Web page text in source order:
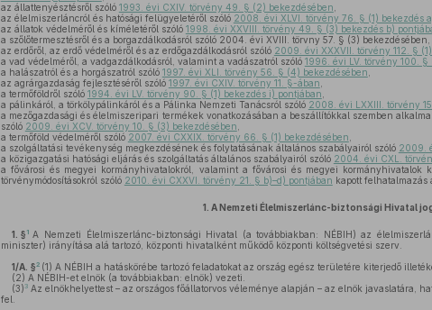
az állattenyésztésről szóló 1993. évi CXIV. törvény 49. § (2) bekezdésében
az élelmiszerláncról és hatósági felügyeletéről szóló 2008. évi XLVI. törvény 76. § (1) bekezdés
az állatok védelméről és kíméletéről szóló 1998. évi XXVIII. törvény 49. § (3) bekezdés b)
a szőlőtermesztésről és a borgazdálkodásról szóló 2004. évi XVIII. törvny 57. § (3) bekezdésében,
az erdőről, az erdő védelméről és az erdőgazdálkodásról szóló 2009. évi XXXVII. törvény 112. §
a vad védelméről, a vadgazdálkodásról, valamint a vadászatról szóló 1996. évi LV. törvény 100.
a halászatról és a horgászatról szóló 1997. évi XLI. törvény 56. § (4) bekezdésében
az agrárgazdaság fejlesztéséről szóló 1997. évi CXIV. törvény 11. §-ában
a termőföldről szóló 1994. évi LV. törvény 90. § (1) bekezdés i) pontjában
a pálinkáról, a törkölypálinkáról és a Pálinka Nemzeti Tanácsról szóló 2008. évi LXXIII. törvény
a mezőgazdasági és élelmiszeripari termékek vonatkozásában a beszállítókkal szemben
szóló 2009. évi XCV. törvény 10. § (3) bekezdésében
a termőföld védelméről szóló 2007. évi CXXIX. törvény 66. § (1) bekezdésében
a szolgáltatási tevékenység megkezdésének és folytatásának általános szabályairól szóló 2009.
a közigazgatási hatósági eljárás és szolgáltatás általános szabályairól szóló 2004. évi CXL.
a fővárosi és megyei kormányhivatalokról, valamint a fővárosi és megyei kormányhivatalok
törvénymódosításokról szóló 2010. évi CXXVI. törvény 21. § b)–d) pontjában kapott felhatalmazás
1. A Nemzeti Élelmiszerlánc-biztonsági Hivatal
1. § 1 A Nemzeti Élelmiszerlánc-biztonsági Hivatal (a továbbiakban: NÉBIH) az
miniszter) irányítása alá tartozó, központi hivatalként működő központi költségvetési szerv.
1/A. §2 (1) A NÉBIH a hatáskörébe tartozó feladatokat az ország egész területére kiterjedő
(2) A NÉBIH-et elnök (a továbbiakban: elnök) vezeti.
(3) 3Az elnökhelyettest – az országos főállatorvos véleménye alapján – az elnök javaslatára,
fel.